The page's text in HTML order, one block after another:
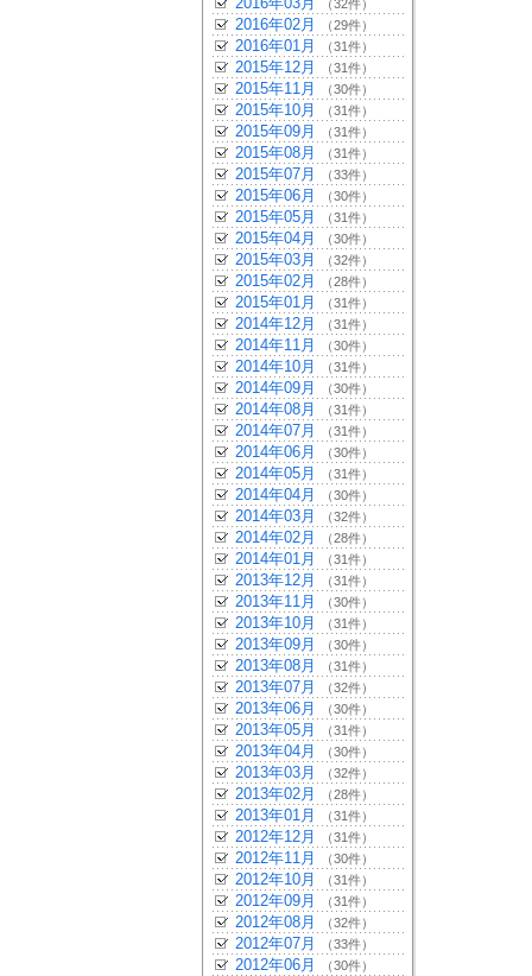
（32件）
2016年02月 （29件）
2016年01月 （31件）
2015年12月 （31件）
2015年11月 （30件）
2015年10月 （31件）
2015年09月 （31件）
2015年08月 （31件）
2015年07月 （33件）
2015年06月 （30件）
2015年05月 （31件）
2015年04月 （30件）
2015年03月 （32件）
2015年02月 （28件）
2015年01月 （31件）
2014年12月 （31件）
2014年11月 （30件）
2014年10月 （31件）
2014年09月 （30件）
2014年08月 （31件）
2014年07月 （31件）
2014年06月 （30件）
2014年05月 （31件）
2014年04月 （30件）
2014年03月 （32件）
2014年02月 （28件）
2014年01月 （31件）
2013年12月 （31件）
2013年11月 （30件）
2013年10月 （31件）
2013年09月 （30件）
2013年08月 （31件）
2013年07月 （32件）
2013年06月 （30件）
2013年05月 （31件）
2013年04月 （30件）
2013年03月 （32件）
2013年02月 （28件）
2013年01月 （31件）
2012年12月 （31件）
2012年11月 （30件）
2012年10月 （31件）
2012年09月 （31件）
2012年08月 （32件）
2012年07月 （33件）
2012年06月 （30件）